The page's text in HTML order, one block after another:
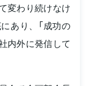
変わり続けなけ
あり、「成功の
内外に発信して